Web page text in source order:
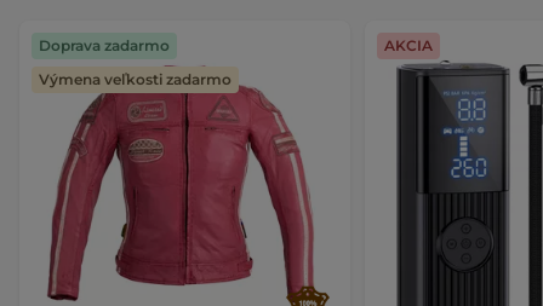
Doprava zadarmo
Výmena veľkosti zadarmo
AKCIA